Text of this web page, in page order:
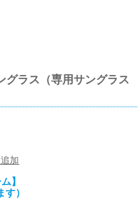
グラス（専用サングラス
加
】
）